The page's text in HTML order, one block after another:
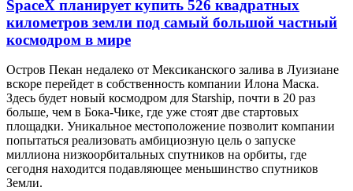
SpaceX планирует купить 526 квадратных
километров земли под самый большой частный
космодром в мире
Остров Пекан недалеко от Мексиканского залива в Луизиане
вскоре перейдет в собственность компании Илона Маска.
Здесь будет новый космодром для Starship, почти в 20 раз
больше, чем в Бока-Чике, где уже стоят две стартовых
площадки. Уникальное местоположение позволит компании
попытаться реализовать амбициозную цель о запуске
миллиона низкоорбитальных спутников на орбиты, где
сегодня находится подавляющее меньшинство спутников
Земли.